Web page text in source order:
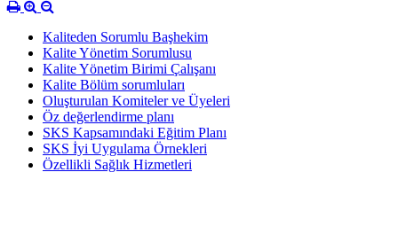
Kaliteden Sorumlu Başhekim
Kalite Yönetim Sorumlusu
Kalite Yönetim Birimi Çalışanı
Kalite Bölüm sorumluları
Oluşturulan Komiteler ve Üyeleri
Öz değerlendirme planı
SKS Kapsamındaki Eğitim Planı
SKS İyi Uygulama Örnekleri
Özellikli Sağlık Hizmetleri